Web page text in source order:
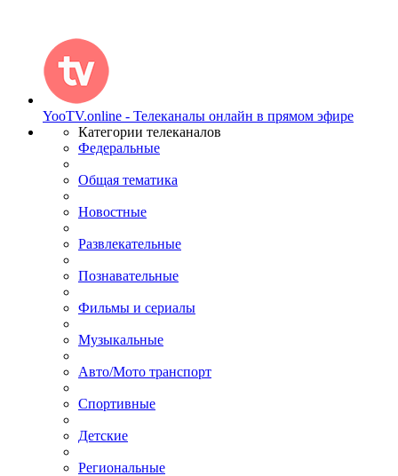
YooTV.online - Телеканалы онлайн в прямом эфире
Категории телеканалов
Федеральные
Общая тематика
Новостные
Развлекательные
Познавательные
Фильмы и сериалы
Музыкальные
Авто/Мото транспорт
Спортивные
Детские
Региональные